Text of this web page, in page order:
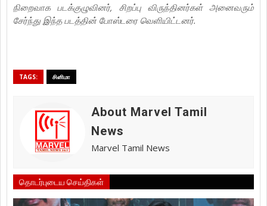
நிறைவாக படக்குழுவினர், சிறப்பு விருந்தினர்கள் அனைவரும்
சேர்ந்து இந்த படத்தின் போஸ்டரை வெளியிட்டனர்.
TAGS: சினிமா
About Marvel Tamil
News
Marvel Tamil News
தொடர்புடைய செய்திகள்